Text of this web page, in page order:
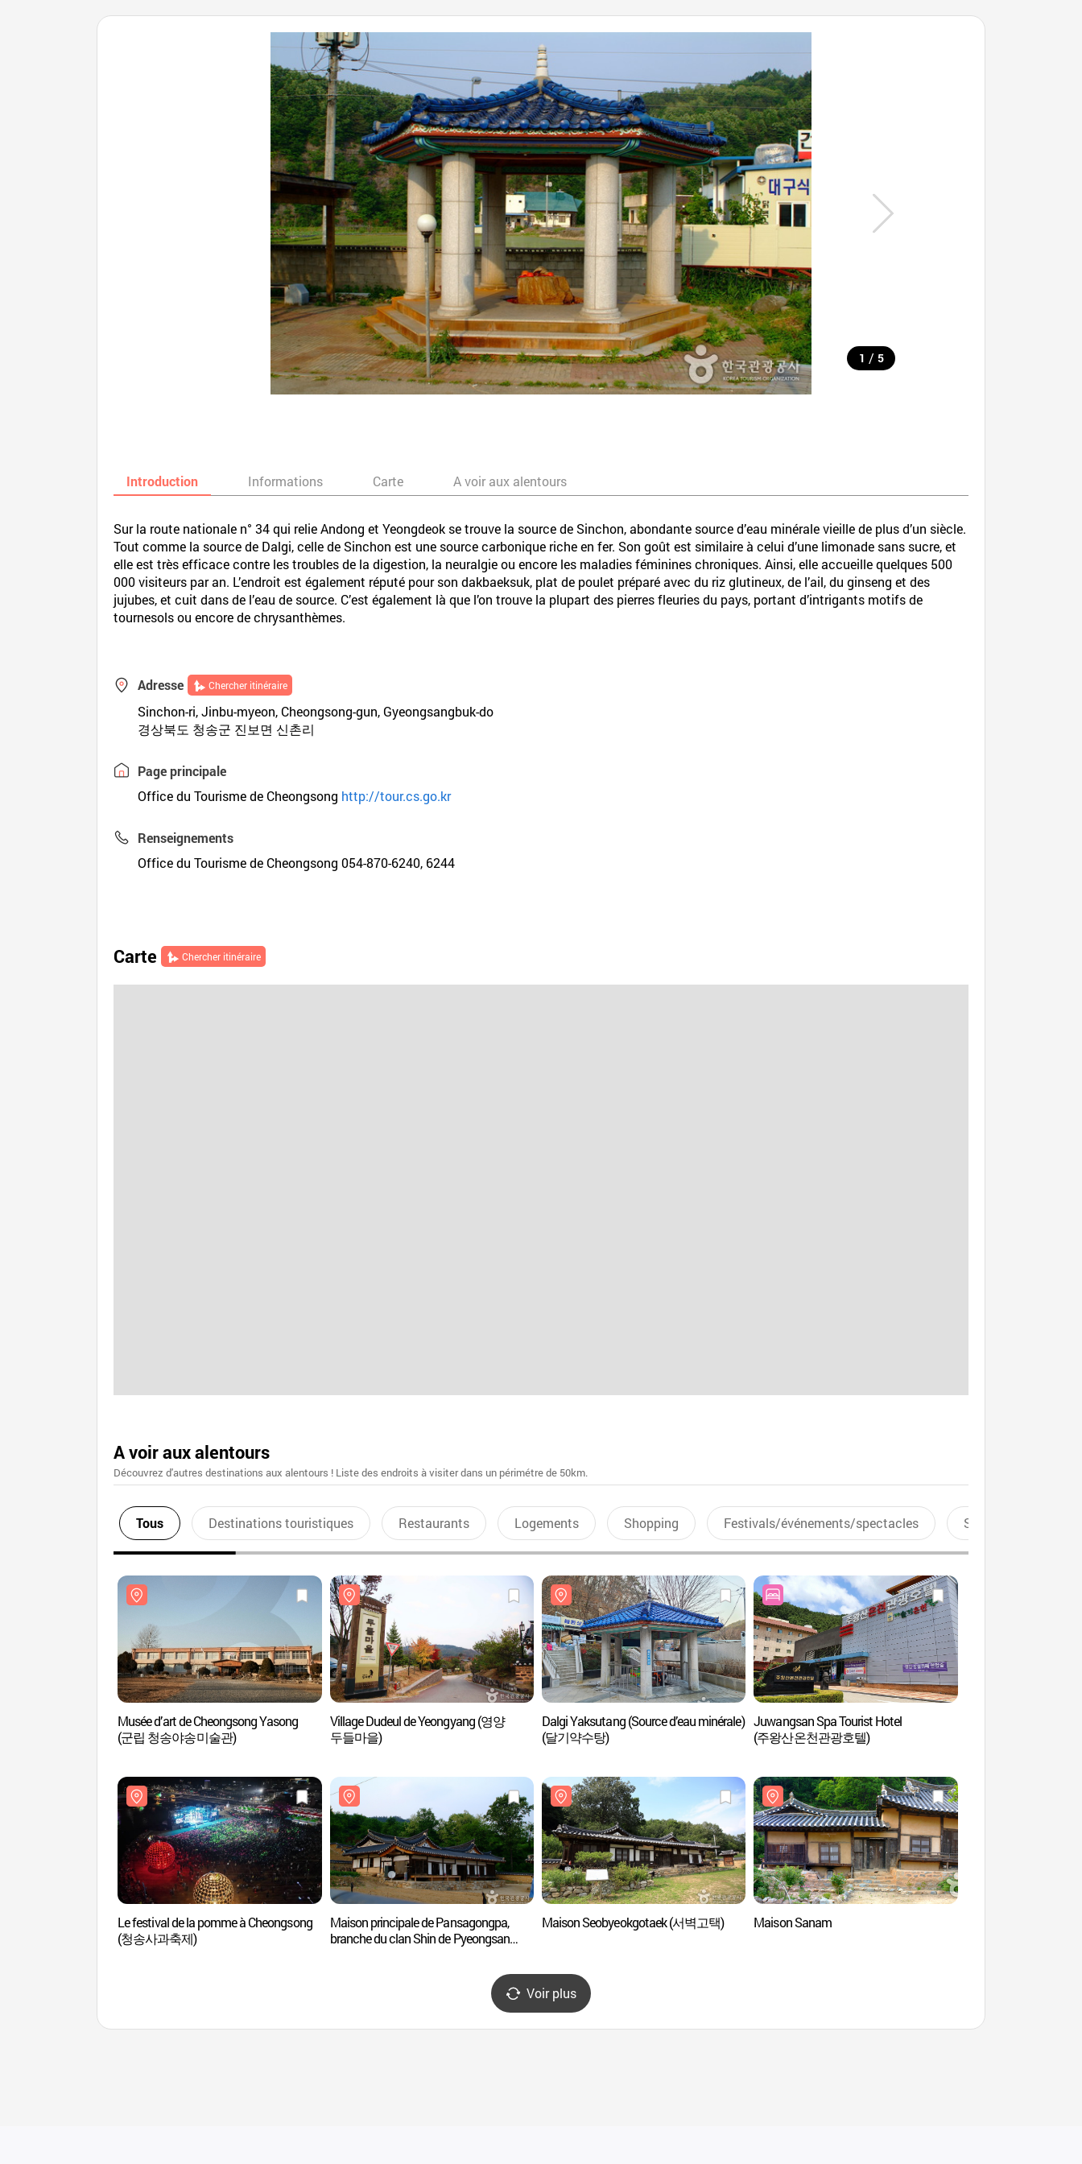
1 / 5
Introduction Informations Carte A voir aux alentours
Sur la route nationale n° 34 qui relie Andong et Yeongdeok se trouve la source de Sinchon, abondante source d’eau minérale vieille de plus d’un siècle.
Tout comme la source de Dalgi, celle de Sinchon est une source carbonique riche en fer. Son goût est similaire à celui d’une limonade sans sucre, et
elle est très efficace contre les troubles de la digestion, la neuralgie ou encore les maladies féminines chroniques. Ainsi, elle accueille quelques 500
000 visiteurs par an. L’endroit est également réputé pour son dakbaeksuk, plat de poulet préparé avec du riz glutineux, de l’ail, du ginseng et des
jujubes, et cuit dans de l’eau de source. C’est également là que l’on trouve la plupart des pierres fleuries du pays, portant d’intrigants motifs de
tournesols ou encore de chrysanthèmes.
Adresse Chercher itinéraire
Sinchon-ri, Jinbu-myeon, Cheongsong-gun, Gyeongsangbuk-do
경상북도 청송군 진보면 신촌리
Page principale
Office du Tourisme de Cheongsong http://tour.cs.go.kr
Renseignements
Office du Tourisme de Cheongsong 054-870-6240, 6244
Carte Chercher itinéraire
A voir aux alentours
Découvrez d'autres destinations aux alentours ! Liste des endroits à visiter dans un périmétre de 50km.
Tous Destinations touristiques Restaurants Logements Shopping Festivals/événements/spectacles Sports aquatiques
Musée d’art de Cheongsong Yasong
(군립 청송야송미술관)
Village Dudeul de Yeongyang (영양
두들마을)
Dalgi Yaksutang (Source d’eau minérale)
(달기약수탕)
Juwangsan Spa Tourist Hotel
(주왕산온천관광호텔)
Le festival de la pomme à Cheongsong
(청송사과축제)
Maison principale de Pansagongpa,
branche du clan Shin de Pyeongsan
Maison Seobyeokgotaek (서벽고택) Maison Sanam
Voir plus